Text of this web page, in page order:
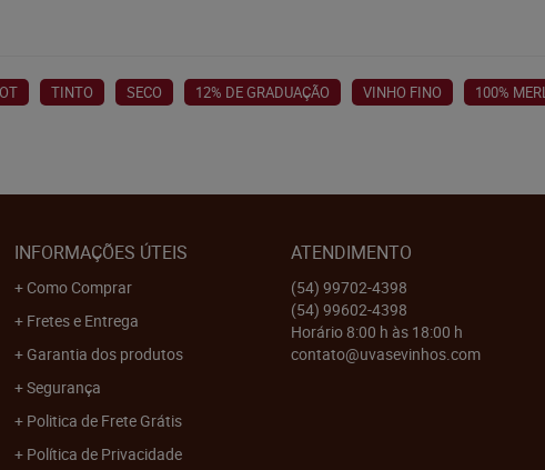
TINTO SECO 12% DE GRADUAÇÃO VINHO FINO 100%
INFORMAÇÕES ÚTEIS
Como Comprar
Fretes e Entrega
Garantia dos produtos
Segurança
Politica de Frete Grátis
Política de Privacidade
ATENDIMENTO
(54) 99702-4398
(54) 99602-4398
Horário 8:00 h às 18:00 h
contato@uvasevinhos.com